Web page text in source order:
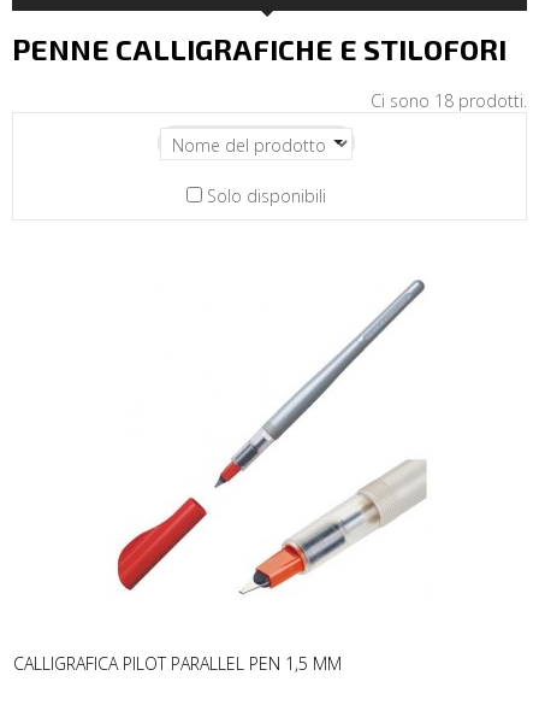
PENNE CALLIGRAFICHE E STILOFORI
Ci sono 18 prodotti.
Solo disponibili
CALLIGRAFICA PILOT PARALLEL PEN 1,5 MM